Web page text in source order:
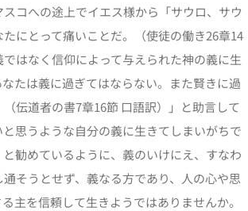
コへの途上でイエス様から「サウロ、サウ
にとって痛いことだ。（使徒の働き26章14
はなく信仰によって与えられた神の義に生
たは義に過ぎてはならない。また賢きに過
伝道者の書7章16節 口語訳）」と助言して
思うような自分の義に生きてしまいがちで
勧めているように、義のいけにえ、すなわ
そうとせず、義なる方であり、人の心や思
主を信頼して生きようではありませんか。